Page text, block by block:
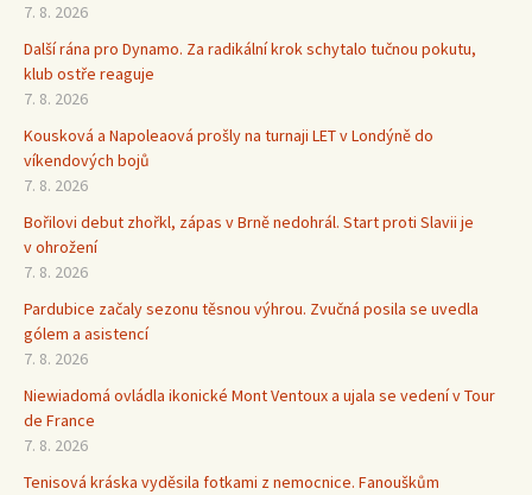
7. 8. 2026
Další rána pro Dynamo. Za radikální krok schytalo tučnou pokutu,
klub ostře reaguje
7. 8. 2026
Kousková a Napoleaová prošly na turnaji LET v Londýně do
víkendových bojů
7. 8. 2026
Bořilovi debut zhořkl, zápas v Brně nedohrál. Start proti Slavii je
v ohrožení
7. 8. 2026
Pardubice začaly sezonu těsnou výhrou. Zvučná posila se uvedla
gólem a asistencí
7. 8. 2026
Niewiadomá ovládla ikonické Mont Ventoux a ujala se vedení v Tour
de France
7. 8. 2026
Tenisová kráska vyděsila fotkami z nemocnice. Fanouškům